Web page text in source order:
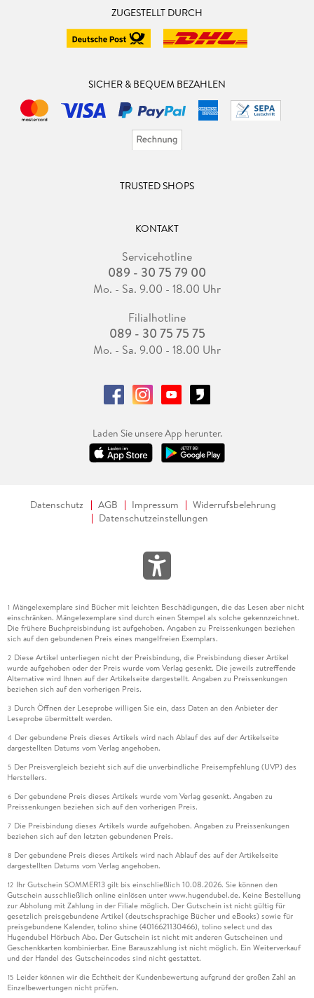
ZUGESTELLT DURCH
SICHER & BEQUEM BEZAHLEN
TRUSTED SHOPS
KONTAKT
Servicehotline
089 - 30 75 79 00
Mo. - Sa. 9.00 - 18.00 Uhr
Filialhotline
089 - 30 75 75 75
Mo. - Sa. 9.00 - 18.00 Uhr
Laden Sie unsere App herunter.
Datenschutz AGB Impressum
Widerrufsbelehrung
Datenschutzeinstellungen
1 Mängelexemplare sind Bücher mit leichten Beschädigungen, die das Lesen aber nicht
einschränken. Mängelexemplare sind durch einen Stempel als solche gekennzeichnet.
Die frühere Buchpreisbindung ist aufgehoben. Angaben zu Preissenkungen beziehen
sich auf den gebundenen Preis eines mangelfreien Exemplars.
2 Diese Artikel unterliegen nicht der Preisbindung, die Preisbindung dieser Artikel
wurde aufgehoben oder der Preis wurde vom Verlag gesenkt. Die jeweils zutreffende
Alternative wird Ihnen auf der Artikelseite dargestellt. Angaben zu Preissenkungen
beziehen sich auf den vorherigen Preis.
3 Durch Öffnen der Leseprobe willigen Sie ein, dass Daten an den Anbieter der
Leseprobe übermittelt werden.
4 Der gebundene Preis dieses Artikels wird nach Ablauf des auf der Artikelseite
dargestellten Datums vom Verlag angehoben.
5 Der Preisvergleich bezieht sich auf die unverbindliche Preisempfehlung (UVP) des
Herstellers.
6 Der gebundene Preis dieses Artikels wurde vom Verlag gesenkt. Angaben zu
Preissenkungen beziehen sich auf den vorherigen Preis.
7 Die Preisbindung dieses Artikels wurde aufgehoben. Angaben zu Preissenkungen
beziehen sich auf den letzten gebundenen Preis.
8 Der gebundene Preis dieses Artikels wird nach Ablauf des auf der Artikelseite
dargestellten Datums vom Verlag angehoben.
12 Ihr Gutschein SOMMER13 gilt bis einschließlich 10.08.2026. Sie können den
Gutschein ausschließlich online einlösen unter www.hugendubel.de. Keine Bestellung
zur Abholung mit Zahlung in der Filiale möglich. Der Gutschein ist nicht gültig für
gesetzlich preisgebundene Artikel (deutschsprachige Bücher und eBooks) sowie für
preisgebundene Kalender, tolino shine (4016621130466), tolino select und das
Hugendubel Hörbuch Abo. Der Gutschein ist nicht mit anderen Gutscheinen und
Geschenkkarten kombinierbar. Eine Barauszahlung ist nicht möglich. Ein Weiterverkauf
und der Handel des Gutscheincodes sind nicht gestattet.
15 Leider können wir die Echtheit der Kundenbewertung aufgrund der großen Zahl an
Einzelbewertungen nicht prüfen.